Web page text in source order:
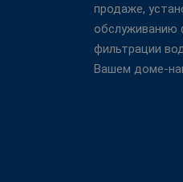
продаже,
обслуживанию
фильтрации
Вашем доме-